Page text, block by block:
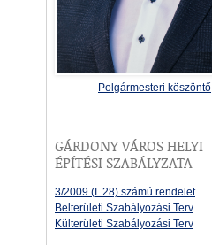
Polgármesteri köszöntő
GÁRDONY VÁROS HELYI
ÉPÍTÉSI SZABÁLYZATA
3/2009 (I. 28) számú rendelet
Belterületi Szabályozási Terv
Külterületi Szabályozási Terv